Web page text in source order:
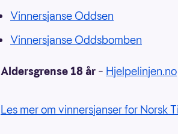
Vinnersjanse Oddsen
Vinnersjanse Oddsbomben
Aldersgrense 18 år – Hjelpelinjen.no
Les mer om vinnersjanser for Norsk